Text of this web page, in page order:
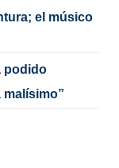
el músico
podido